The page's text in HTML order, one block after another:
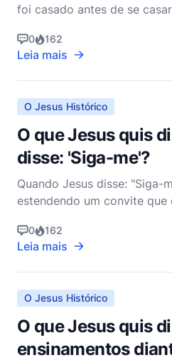
foi casado antes de se
Essa curiosidade decorre do
mais sobre o contexto
uma das figuras centrais
0 162
Leia mais
O Jesus Histórico
O que Jesus quis
disse: 'Siga-me'?
Quando Jesus disse: "Siga-
estendendo um convite
simplesmente andar em
para segui-Lo é registrado
Evangelhos, e encapsula
dimensões espirituais,
0 162
Leia mais
O Jesus Histórico
O que Jesus quis
ensinamentos